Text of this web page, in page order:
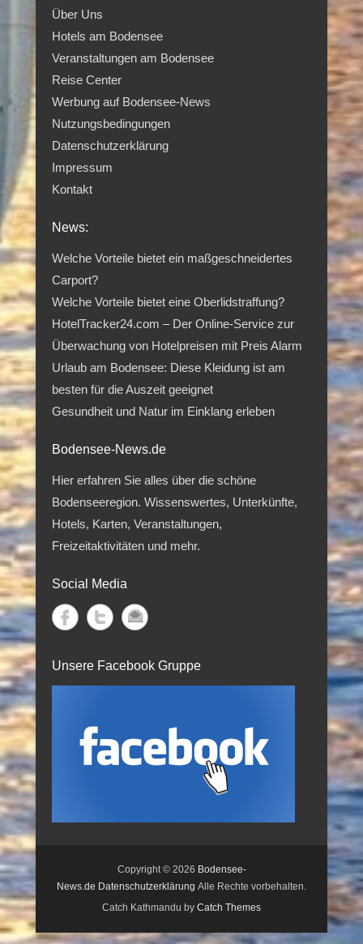
Über Uns
Hotels am Bodensee
Veranstaltungen am Bodensee
Reise Center
Werbung auf Bodensee-News
Nutzungsbedingungen
Datenschutzerklärung
Impressum
Kontakt
News:
Welche Vorteile bietet ein maßgeschneidertes
Carport?
Welche Vorteile bietet eine Oberlidstraffung?
HotelTracker24.com – Der Online-Service zur
Überwachung von Hotelpreisen mit Preis Alarm
Urlaub am Bodensee: Diese Kleidung ist am
besten für die Auszeit geeignet
Gesundheit und Natur im Einklang erleben
Bodensee-News.de
Hier erfahren Sie alles über die schöne
Bodenseeregion. Wissenswertes, Unterkünfte,
Hotels, Karten, Veranstaltungen,
Freizeitaktivitäten und mehr.
Social Media
Unsere Facebook Gruppe
Copyright © 2026 Bodensee-
News.de Datenschutzerklärung Alle Rechte vorbehalten.
Catch Kathmandu by Catch Themes